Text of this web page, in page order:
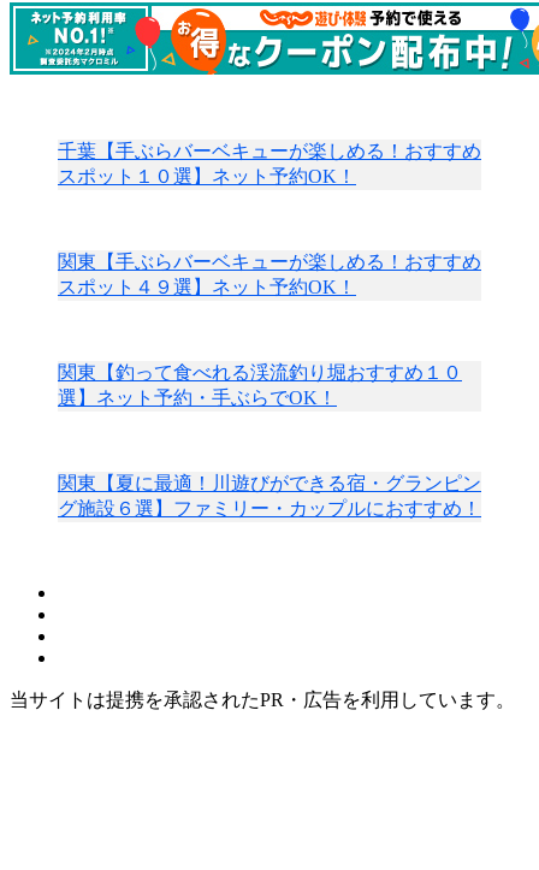
千葉【手ぶらバーベキューが楽しめる！おすすめ
スポット１０選】ネット予約OK！
関東【手ぶらバーベキューが楽しめる！おすすめ
スポット４９選】ネット予約OK！
関東【釣って食べれる渓流釣り堀おすすめ１０
選】ネット予約・手ぶらでOK！
関東【夏に最適！川遊びができる宿・グランピン
グ施設６選】ファミリー・カップルにおすすめ！
当サイトは提携を承認されたPR・広告を利用しています。